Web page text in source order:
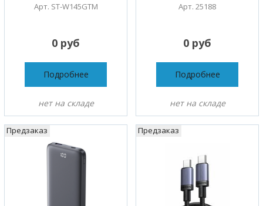
Арт. ST-W145GTM
0 руб
Подробнее
нет на складе
Арт. 25188
0 руб
Подробнее
нет на складе
Предзаказ Предзаказ